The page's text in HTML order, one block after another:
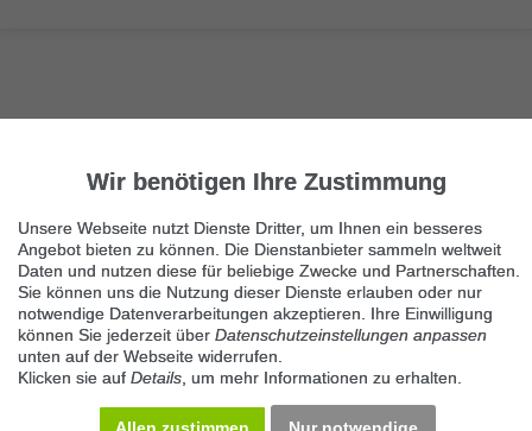
Nächste Seite
Mercedes Benz
Immer die neuesten Anzeigen erhalten?
Kein Angebot verpassen, täglich per E-Mail.
Benachrichtigung aktivieren
Wir benötigen Ihre Zustimmung
Unsere Webseite nutzt Dienste Dritter, um Ihnen ein besseres
Angebot bieten zu können. Die Dienstanbieter sammeln weltweit
Daten und nutzen diese für beliebige Zwecke und Partnerschaften.
Sie können uns die Nutzung dieser Dienste erlauben oder nur
notwendige Datenverarbeitungen akzeptieren. Ihre Einwilligung
können Sie jederzeit über Datenschutzeinstellungen anpassen
unten auf der Webseite widerrufen.
Klicken sie auf Details , um mehr Informationen zu erhalten.